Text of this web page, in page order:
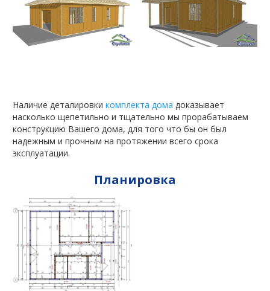
Наличие деталировки комплекта дома доказывает
насколько щепетильно и тщательно мы прорабатываем
конструкцию Вашего дома, для того что бы он был
надежным и прочным на протяжении всего срока
эксплуатации.
Планировка